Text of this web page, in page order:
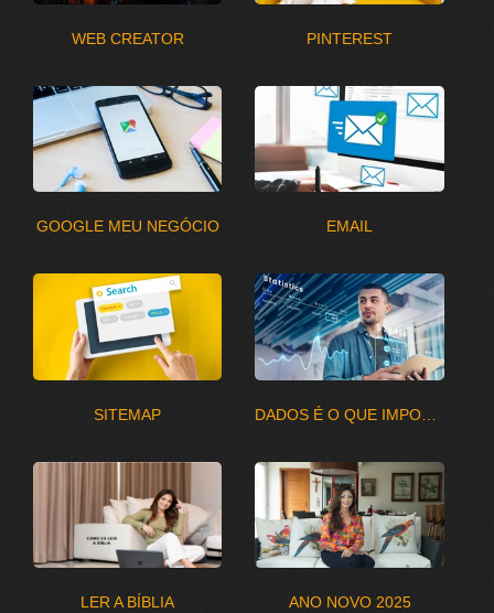
WEB CREATOR PINTEREST
GOOGLE MEU NEGÓCIO EMAIL
SITEMAP
LER A BÍBLIA ANO NOVO 2025